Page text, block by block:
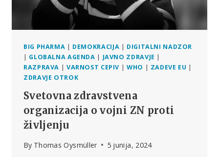
BIG PHARMA | DEMOKRACIJA | DIGITALNI NADZOR
| GLOBALNA AGENDA | JAVNO ZDRAVJE |
RAZPRAVA | VARNOST CEPIV |WHO | ZADEVE EU |
ZDRAVJE OTROK
Svetovna zdravstvena
organizacija o vojni ZN proti
življenju
By Thomas Oysmüller 5 junija, 2024